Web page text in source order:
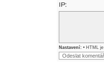
IP:
Nastavení: • HTML